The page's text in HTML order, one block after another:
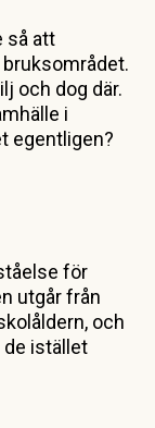
så att
bruksområdet.
och dog där.
i
egentligen?
för
utgår från
och
istället